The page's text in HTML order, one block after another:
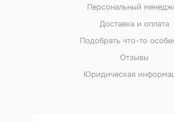
Персональный
Доставка и оплата
Подобрать что-то
Отзывы
Юридическая